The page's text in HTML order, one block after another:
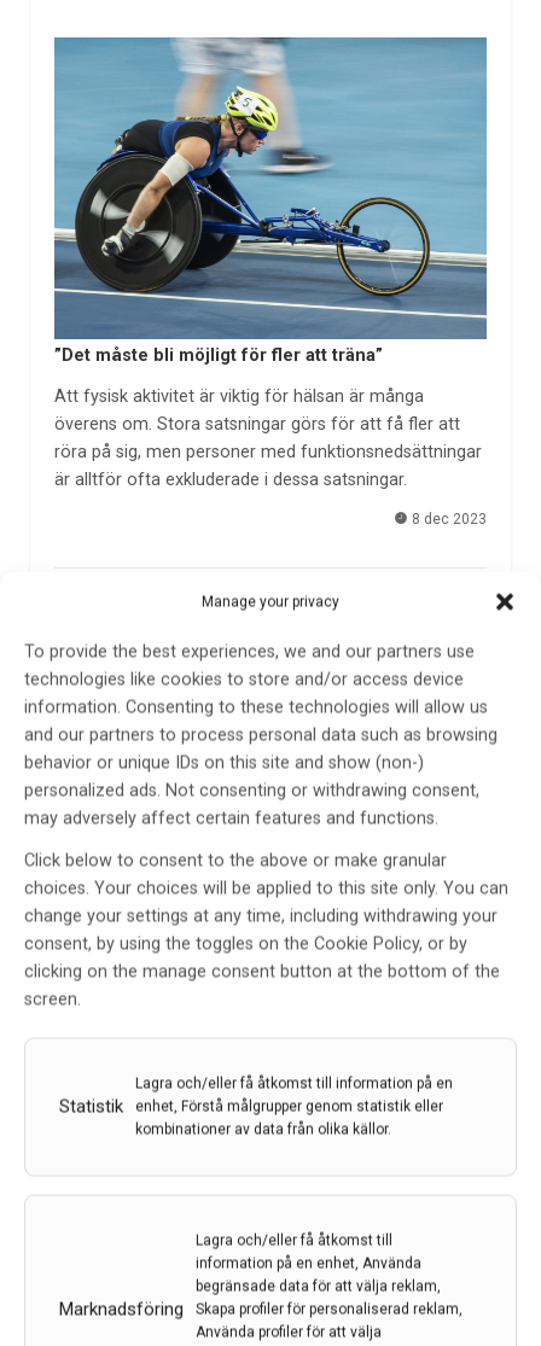
Manage your privacy
To provide the best experiences, we and our partners use
technologies like cookies to store and/or access device
information. Consenting to these technologies will allow us
and our partners to process personal data such as browsing
behavior or unique IDs on this site and show (non-)
personalized ads. Not consenting or withdrawing consent,
may adversely affect certain features and functions.
Click below to consent to the above or make granular
choices. Your choices will be applied to this site only. You can
change your settings at any time, including withdrawing your
consent, by using the toggles on the Cookie Policy, or by
clicking on the manage consent button at the bottom of the
screen.
Statistik
Lagra och/eller få åtkomst till information på en
enhet, Förstå målgrupper genom statistik eller
kombinationer av data från olika källor.
Marknadsföring
Lagra och/eller få åtkomst till
information på en enhet, Använda
begränsade data för att välja reklam,
Skapa profiler för personaliserad reklam,
Använda profiler för att välja
”Det måste bli möjligt för fler att träna”
Att fysisk aktivitet är viktig för hälsan är många
överens om. Stora satsningar görs för att få fler att
röra på sig, men personer med funktionsnedsättningar
är alltför ofta exkluderade i dessa satsningar.
8 dec 2023
Forskare har löst gåta om ärftlig ataxisjukdom
sällsynta sjukdomar ska kunna få en diagnos. Genom
ny teknologi får vi svaret på flera tidigare olösta gåtor.
Spinocerebellär ataxi typ 4 har varit ett av…